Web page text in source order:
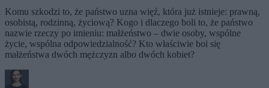
Komu szkodzi to, że państwo uzna więź, która już istnieje: prawną,
osobistą, rodzinną, życiową? Kogo i dlaczego boli to, że państwo
nazwie rzeczy po imieniu: małżeństwo – dwie osoby, wspólne
życie, wspólna odpowiedzialność? Kto właściwie boi się
małżeństwa dwóch mężczyzn albo dwóch kobiet?